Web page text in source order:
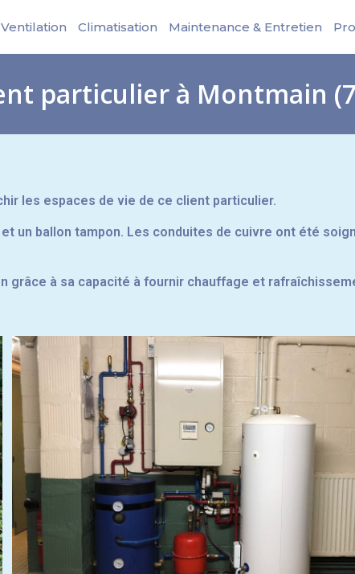
Ventilation Climatisation Maintenance & Entretien
particulier à Montmain
les espaces de vie de ce client particulier.
un ballon tampon. Les conduites de cuivre ont été
à sa capacité à fournir chauffage et